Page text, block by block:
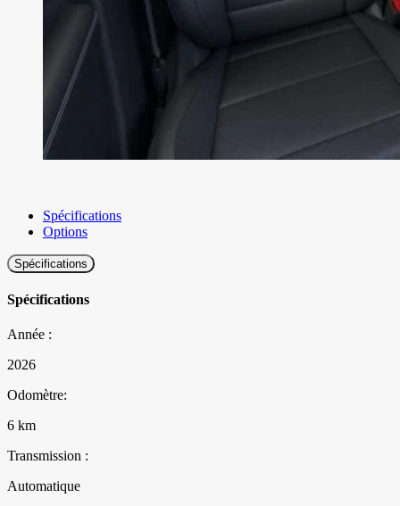
Spécifications
Options
Spécifications
Spécifications
Année :
2026
Odomètre:
6 km
Transmission :
Automatique